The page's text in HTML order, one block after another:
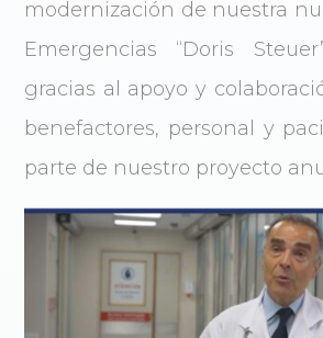
modernización de nuestra
Emergencias “Doris
gracias al apoyo y
benefactores, personal y
parte de nuestro proyecto